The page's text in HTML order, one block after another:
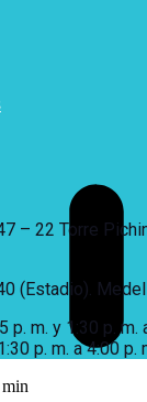
– 22 Torre
(Estadio).
p. m. y 1:30 p. m.
p. m. a 4:00 p.